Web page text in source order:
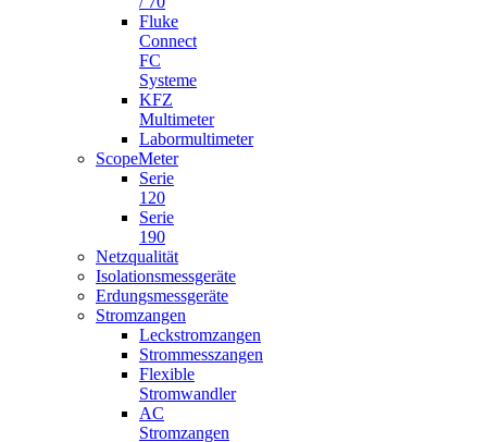
Fluke
Connect
FC
Systeme
KFZ
Multimeter
Labormultimeter
ScopeMeter
Serie
120
Serie
190
Netzqualität
Isolationsmessgeräte
Erdungsmessgeräte
Stromzangen
Leckstromzangen
Strommesszangen
Flexible
Stromwandler
AC
Stromzangen